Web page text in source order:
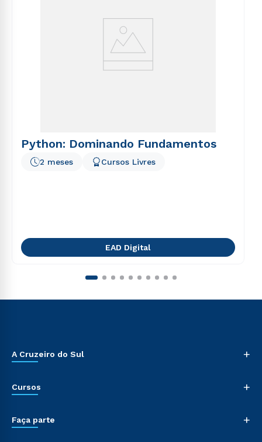
Python: Dominando Fundamentos
2 meses Cursos Livres
EAD Digital
A Cruzeiro do Sul +
Cursos +
Faça parte +